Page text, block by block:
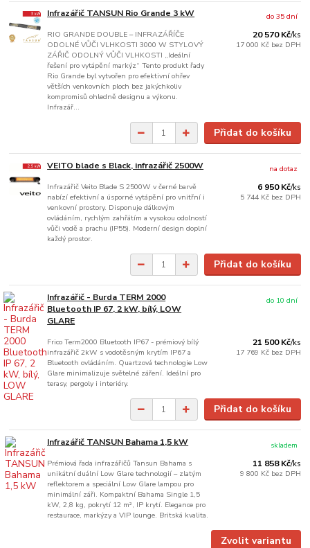
Infrazářič TANSUN Rio Grande 3 kW
RIO GRANDE DOUBLE – INFRAZÁŘÍČE
ODOLNÉ VŮČI VLHKOSTI 3000 W STYLOVÝ
ZÁŘIČ ODOLNÝ VŮČI VLHKOSTI „Ideální
řešení pro vytápění markýz“ Tento produkt řady
Rio Grande byl vytvořen pro efektivní ohřev
větších venkovních ploch bez jakýchkoliv
kompromisů ohledně designu a výkonu.
Infrazář...
20 570 Kč/ks
17 000 Kč bez DPH
do 35 dní
Přidat do košíku
VEITO blade s Black, infrazářič 2500W
Infrazářič Veito Blade S 2500W v černé barvě
nabízí efektivní a úsporné vytápění pro vnitřní i
venkovní prostory. Disponuje dálkovým
ovládáním, rychlým zahřátím a vysokou odolností
vůči vodě a prachu (IP55). Moderní design doplní
každý prostor.
6 950 Kč/ks
5 744 Kč bez DPH
na dotaz
Přidat do košíku
Infrazářič - Burda TERM 2000
Bluetooth IP 67, 2 kW, bílý, LOW
GLARE
Frico Term2000 Bluetooth IP67 - prémiový bílý
infrazářič 2kW s vodotěsným krytím IP67 a
Bluetooth ovládáním. Quartzová technologie Low
Glare minimalizuje světelné záření. Ideální pro
terasy, pergoly i interiéry.
21 500 Kč/ks
17 769 Kč bez DPH
do 10 dní
Přidat do košíku
Infrazářič TANSUN Bahama 1,5 kW
Prémiová řada infrazářičů Tansun Bahama s
unikátní duální Low Glare technologií – zlatým
reflektorem a speciální Low Glare lampou pro
minimální záři. Kompaktní Bahama Single 1,5
kW, 2,8 kg, pokrytí 12 m², IP krytí. Elegance pro
restaurace, markýzy a VIP lounge. Britská kvalita.
11 858 Kč/ks
9 800 Kč bez DPH
skladem
Zvolit variantu